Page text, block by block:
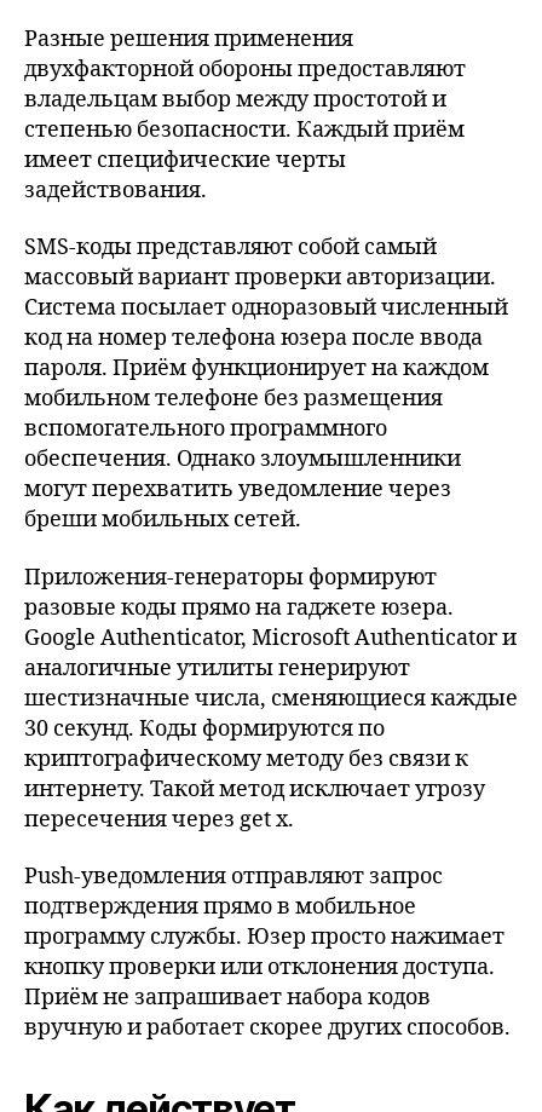
Разные решения применения
двухфакторной обороны предоставляют
владельцам выбор между простотой и
степенью безопасности. Каждый приём
имеет специфические черты
задействования.
SMS-коды представляют собой самый
массовый вариант проверки авторизации.
Система посылает одноразовый численный
код на номер телефона юзера после ввода
пароля. Приём функционирует на каждом
мобильном телефоне без размещения
вспомогательного программного
обеспечения. Однако злоумышленники
могут перехватить уведомление через
бреши мобильных сетей.
Приложения-генераторы формируют
разовые коды прямо на гаджете юзера.
Google Authenticator, Microsoft Authenticator и
аналогичные утилиты генерируют
шестизначные числа, сменяющиеся каждые
30 секунд. Коды формируются по
криптографическому методу без связи к
интернету. Такой метод исключает угрозу
пересечения через get x.
Push-уведомления отправляют запрос
подтверждения прямо в мобильное
программу службы. Юзер просто нажимает
кнопку проверки или отклонения доступа.
Приём не запрашивает набора кодов
вручную и работает скорее других способов.